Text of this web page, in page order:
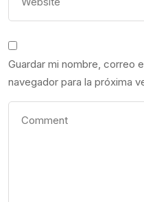
Guardar mi nombre, correo
navegador para la próxima